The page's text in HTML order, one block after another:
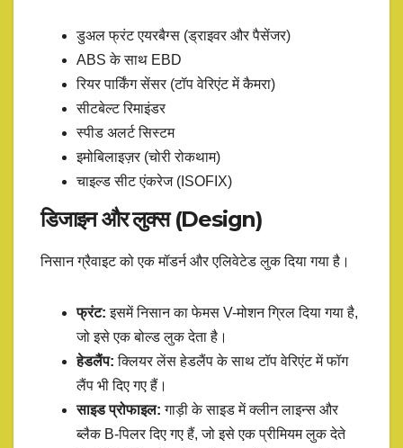
डुअल फ्रंट एयरबैग्स (ड्राइवर और पैसेंजर)
ABS के साथ EBD
रियर पार्किंग सेंसर (टॉप वेरिएंट में कैमरा)
सीटबेल्ट रिमाइंडर
स्पीड अलर्ट सिस्टम
इमोबिलाइज़र (चोरी रोकथाम)
चाइल्ड सीट एंकरेज (ISOFIX)
डिजाइन और लुक्स (Design)
निसान ग्रैवाइट को एक मॉडर्न और एलिवेटेड लुक दिया गया है।
फ्रंट: इसमें निसान का फेमस V-मोशन ग्रिल दिया गया है,
जो इसे एक बोल्ड लुक देता है।
हेडलैंप: क्लियर लेंस हेडलैंप के साथ टॉप वेरिएंट में फॉग
लैंप भी दिए गए हैं।
साइड प्रोफाइल: गाड़ी के साइड में क्लीन लाइन्स और
ब्लैक B-पिलर दिए गए हैं, जो इसे एक प्रीमियम लुक देते